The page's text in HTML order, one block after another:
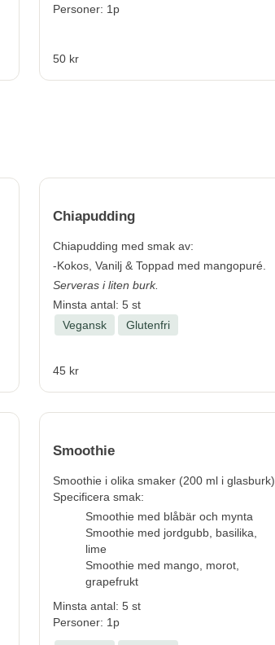
Personer: 1p
50 kr
Chiapudding
Chiapudding med smak av:
-Kokos, Vanilj & Toppad med mangopuré.
Serveras i liten burk.
Minsta antal: 5 st
Vegansk
Glutenfri
45 kr
Smoothie
Smoothie i olika smaker (200 ml i glasburk)
Specificera smak:
Smoothie med blåbär och mynta
Smoothie med jordgubb, basilika,
lime
Smoothie med mango, morot,
grapefrukt
Minsta antal: 5 st
Personer: 1p